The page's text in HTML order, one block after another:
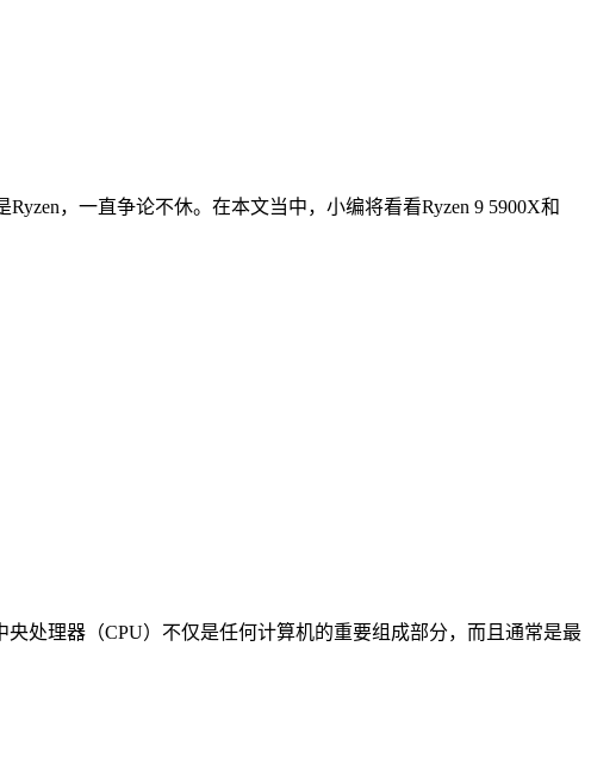
，一直争论不休。在本文当中，小编将看看Ryzen 9 5900X和
处理器（CPU）不仅是任何计算机的重要组成部分，而且通常是最